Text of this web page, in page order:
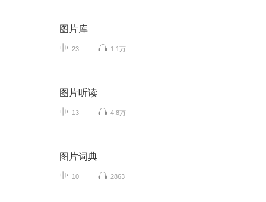
图片库
23 1.1万
图片听读
13 4.8万
图片词典
10 2863